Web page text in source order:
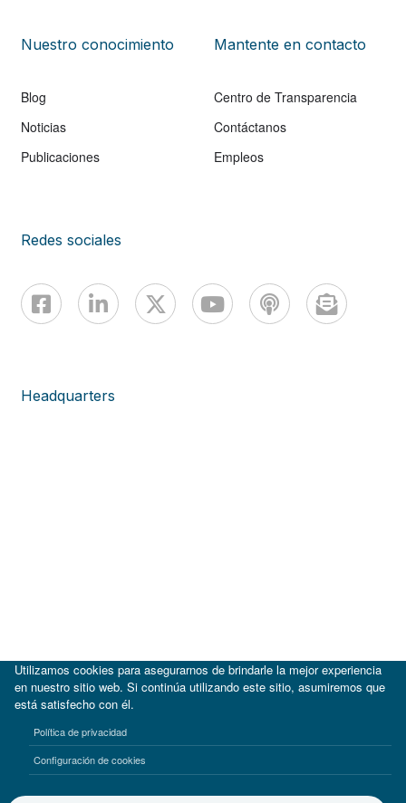
Nuestro conocimiento
Blog
Noticias
Publicaciones
Mantente en contacto
Centro de Transparencia
Contáctanos
Empleos
Redes sociales
Headquarters
Términos de uso Aviso de privacidad
Utilizamos cookies para asegurarnos de brindarle la mejor experiencia
en nuestro sitio web. Si continúa utilizando este sitio, asumiremos que
está satisfecho con él.
Política de privacidad
Configuración de cookies